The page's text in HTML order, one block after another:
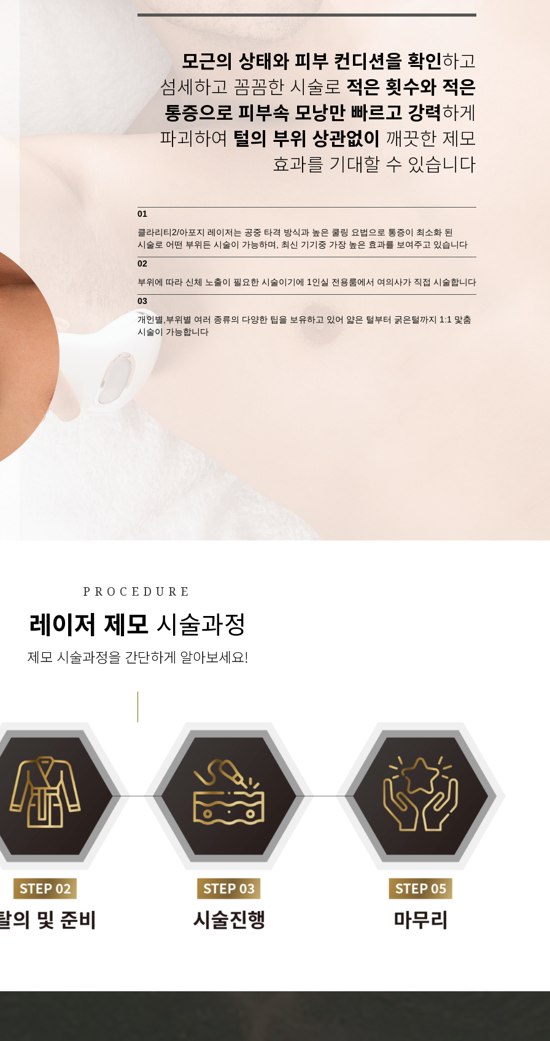
모근의 상태와 피부 컨디션을 확인하고
섬세하고 꼼꼼한 시술로 적은 횟수와 적은
통증으로 피부속 모낭만 빠르고 강력하게
파괴하여 털의 부위 상관없이 깨끗한 제모
효과를 기대할 수 있습니다
01
클라리티2/아포지 레이저는 공중 타격 방식과 높은 쿨링 요법으로 통증이 최소화 된
시술로 어떤 부위든 시술이 가능하며, 최신 기기중 가장 높은 효과를 보여주고 있습니다
02
부위에 따라 신체 노출이 필요한 시술이기에 1인실 전용룸에서 여의사가 직접 시술합니다
03
개인별,부위별 여러 종류의 다양한 팁을 보유하고 있어 얇은 털부터 굵은털까지 1:1 맟춤
시술이 가능합니다
PROCEDURE
레이저 제모 시술과정
제모 시술과정을 간단하게 알아보세요!